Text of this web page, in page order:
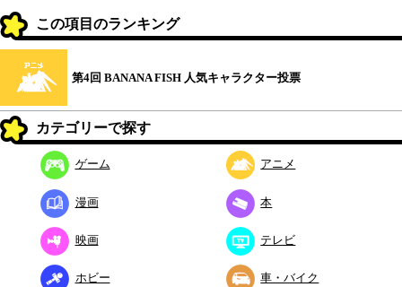
この項目のランキング
第4回 BANANA FISH 人気キャラクター投票
カテゴリーで探す
ゲーム アニメ
漫画 本
映画 テレビ
ホビー 車・バイク